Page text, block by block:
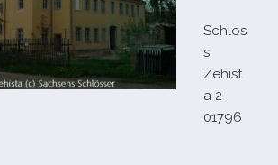
Schlos
s
Zehist
a 2
01796